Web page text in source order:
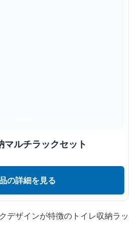
ルチラックセット
の詳細を見る
デザインが特徴のトイレ収納ラッ